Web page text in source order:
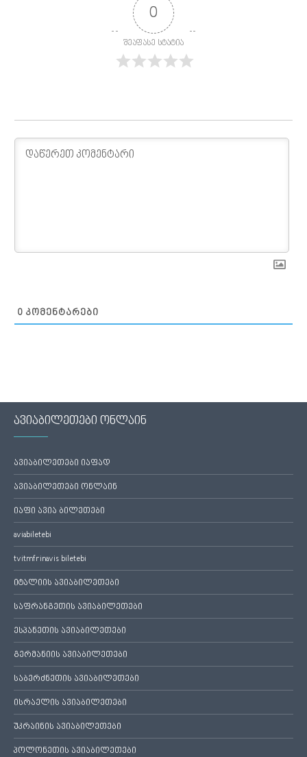
0
შეაფასე სტატია
0 ᲙᲝᲛᲔᲜᲢᲐᲠᲔᲑᲘ
ავიაბილეთები ონლაინ
ავიაბილეთები იაფად
ავიაბილეთები ონლაინ
იაფი ავია ბილეთები
aviabiletebi
tvitmfrinavis biletebi
იტალიის ავიაბილეთები
საფრანგეთის ავიაბილეთები
ესპანეთის ავიაბილეთები
გერმანიის ავიაბილეთები
საბერძნეთის ავიაბილეთები
ისრაელის ავიაბილეთები
უკრაინის ავიაბილეთები
პოლონეთის ავიაბილეთები